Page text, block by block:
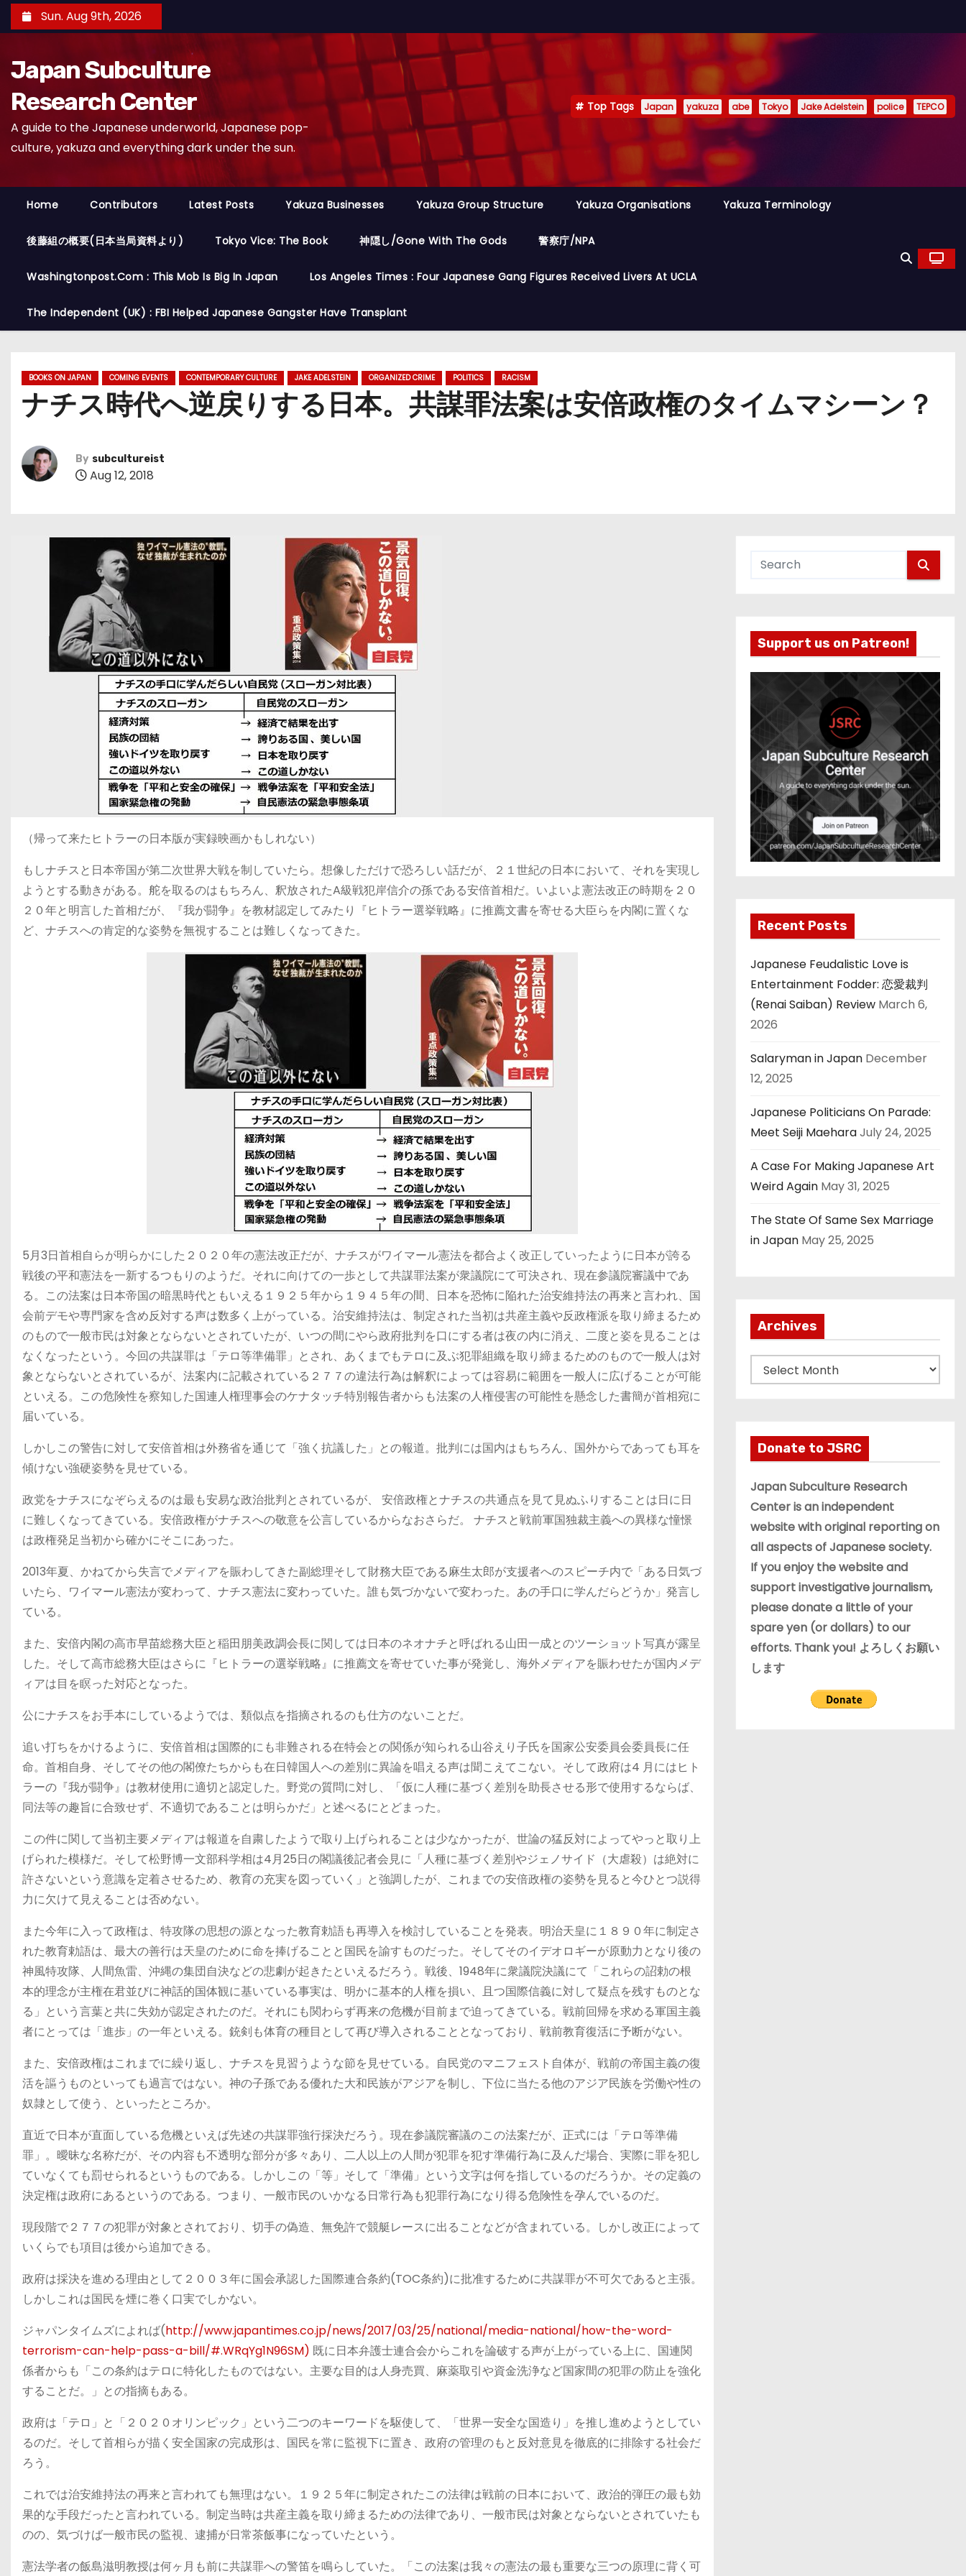
k
t
Sun. Aug 9th, 2026
Japan Subculture
Research Center
A guide to the Japanese underworld, Japanese pop-
culture, yakuza and everything dark under the sun.
Top Tags Japan yakuza abe Tokyo Jake Adelstein police TEPCO
Home Contributors Latest Posts Yakuza Businesses Yakuza Group Structure Yakuza Organisations Yakuza Terminology
後藤組の概要(日本当局資料より) Tokyo Vice: The Book 神隠し/Gone With The Gods 警察庁/NPA
Washingtonpost.com : This Mob Is Big In Japan Los Angeles Times : Four Japanese Gang Figures Received Livers At UCLA
The Independent (UK) : FBI Helped Japanese Gangster Have Transplant
BOOKS ON JAPAN COMING EVENTS CONTEMPORARY CULTURE JAKE ADELSTEIN ORGANIZED CRIME POLITICS RACISM
ナチス時代へ逆戻りする日本。共謀罪法案は安倍政権のタイムマシーン？
By subcultureist
Aug 12, 2018
（帰って来たヒトラーの日本版が実録映画かもしれない）
もしナチスと日本帝国が第二次世界大戦を制していたら。想像しただけで恐ろしい話だが、２１世紀の日本において、それを実現し
ようとする動きがある。舵を取るのはもちろん、釈放されたA級戦犯岸信介の孫である安倍首相だ。いよいよ憲法改正の時期を２０
２０年と明言した首相だが、『我が闘争』を教材認定してみたり『ヒトラー選挙戦略』に推薦文書を寄せる大臣らを内閣に置くな
ど、ナチスへの肯定的な姿勢を無視することは難しくなってきた。
5月3日首相自らが明らかにした２０２０年の憲法改正だが、ナチスがワイマール憲法を都合よく改正していったように日本が誇る
戦後の平和憲法を一新するつもりのようだ。それに向けての一歩として共謀罪法案が衆議院にて可決され、現在参議院審議中であ
る。この法案は日本帝国の暗黒時代ともいえる１９２５年から１９４５年の間、日本を恐怖に陥れた治安維持法の再来と言われ、国
会前デモや専門家を含め反対する声は数多く上がっている。治安維持法は、制定された当初は共産主義や反政権派を取り締まるため
のもので一般市民は対象とならないとされていたが、いつの間にやら政府批判を口にする者は夜の内に消え、二度と姿を見ることは
なくなったという。今回の共謀罪は「テロ等準備罪」とされ、あくまでもテロに及ぶ犯罪組織を取り締まるためのもので一般人は対
象とならないとされているが、法案内に記載されている２７７の違法行為は解釈によっては容易に範囲を一般人に広げることが可能
といえる。この危険性を察知した国連人権理事会のケナタッチ特別報告者からも法案の人権侵害の可能性を懸念した書簡が首相宛に
届いている。
しかしこの警告に対して安倍首相は外務省を通じて「強く抗議した」との報道。批判には国内はもちろん、国外からであっても耳を
傾けない強硬姿勢を見せている。
政党をナチスになぞらえるのは最も安易な政治批判とされているが、 安倍政権とナチスの共通点を見て見ぬふりすることは日に日
に難しくなってきている。安倍政権がナチスへの敬意を公言しているからなおさらだ。 ナチスと戦前軍国独裁主義への異様な憧憬
は政権発足当初から確かにそこにあった。
2013年夏、かねてから失言でメディアを賑わしてきた副総理そして財務大臣である麻生太郎が支援者へのスピーチ内で「ある日気づ
いたら、ワイマール憲法が変わって、ナチス憲法に変わっていた。誰も気づかないで変わった。あの手口に学んだらどうか」発言し
ている。
また、安倍内閣の高市早苗総務大臣と稲田朋美政調会長に関しては日本のネオナチと呼ばれる山田一成とのツーショット写真が露呈
した。そして高市総務大臣はさらに『ヒトラーの選挙戦略』に推薦文を寄せていた事が発覚し、海外メディアを賑わせたが国内メデ
ィアは目を瞑った対応となった。
公にナチスをお手本にしているようでは、類似点を指摘されるのも仕方のないことだ。
追い打ちをかけるように、安倍首相は国際的にも非難される在特会との関係が知られる山谷えり子氏を国家公安委員会委員長に任
命。首相自身、そしてその他の閣僚たちからも在日韓国人への差別に異論を唱える声は聞こえてこない。そして政府は4 月にはヒト
ラーの『我が闘争』は教材使用に適切と認定した。野党の質問に対し、「仮に人種に基づく差別を助長させる形で使用するならば、
同法等の趣旨に合致せず、不適切であることは明らかだ」と述べるにとどまった。
この件に関して当初主要メディアは報道を自粛したようで取り上げられることは少なかったが、世論の猛反対によってやっと取り上
げられた模様だ。そして松野博一文部科学相は4月25日の閣議後記者会見に「人種に基づく差別やジェノサイド（大虐殺）は絶対に
許さないという意識を定着させるため、教育の充実を図っていく」と強調したが、これまでの安倍政権の姿勢を見ると今ひとつ説得
力に欠けて見えることは否めない。
また今年に入って政権は、特攻隊の思想の源となった教育勅語も再導入を検討していることを発表。明治天皇に１８９０年に制定さ
れた教育勅語は、最大の善行は天皇のために命を捧げることと国民を諭すものだった。そしてそのイデオロギーが原動力となり後の
神風特攻隊、人間魚雷、沖縄の集団自決などの悲劇が起きたといえるだろう。戦後、1948年に衆議院決議にて「これらの詔勅の根
本的理念が主権在君並びに神話的国体観に基いている事実は、明かに基本的人権を損い、且つ国際信義に対して疑点を残すものとな
る」という言葉と共に失効が認定されたのだ。それにも関わらず再来の危機が目前まで迫ってきている。戦前回帰を求める軍国主義
者にとっては「進歩」の一年といえる。銃剣も体育の種目として再び導入されることとなっており、戦前教育復活に予断がない。
また、安倍政権はこれまでに繰り返し、ナチスを見習うような節を見せている。自民党のマニフェスト自体が、戦前の帝国主義の復
活を謳うものといっても過言ではない。神の子孫である優れた大和民族がアジアを制し、下位に当たる他のアジア民族を労働や性の
奴隷として使う、といったところか。
直近で日本が直面している危機といえば先述の共謀罪強行採決だろう。現在参議院審議のこの法案だが、正式には「テロ等準備
罪」。曖昧な名称だが、その内容も不透明な部分が多々あり、二人以上の人間が犯罪を犯す準備行為に及んだ場合、実際に罪を犯し
ていなくても罰せられるというものである。しかしこの「等」そして「準備」という文字は何を指しているのだろうか。その定義の
決定権は政府にあるというのである。つまり、一般市民のいかなる日常行為も犯罪行為になり得る危険性を孕んでいるのだ。
現段階で２７７の犯罪が対象とされており、切手の偽造、無免許で競艇レースに出ることなどが含まれている。しかし改正によって
いくらでも項目は後から追加できる。
政府は採決を進める理由として２００３年に国会承認した国際連合条約(TOC条約)に批准するために共謀罪が不可欠であると主張。
しかしこれは国民を煙に巻く口実でしかない。
ジャパンタイムズによれば(http://www.japantimes.co.jp/news/2017/03/25/national/media-national/how-the-word-
terrorism-can-help-pass-a-bill/#.WRqYg1N96SM) 既に日本弁護士連合会からこれを論破する声が上がっている上に、国連関
係者からも「この条約はテロに特化したものではない。主要な目的は人身売買、麻薬取引や資金洗浄など国家間の犯罪の防止を強化
することだ。」との指摘もある。
政府は「テロ」と「２０２０オリンピック」という二つのキーワードを駆使して、「世界一安全な国造り」を推し進めようとしてい
るのだ。そして首相らが描く安全国家の完成形は、国民を常に監視下に置き、政府の管理のもと反対意見を徹底的に排除する社会だ
ろう。
これでは治安維持法の再来と言われても無理はない。１９２５年に制定されたこの法律は戦前の日本において、政治的弾圧の最も効
果的な手段だったと言われている。制定当時は共産主義を取り締まるための法律であり、一般市民は対象とならないとされていたも
のの、気づけば一般市民の監視、逮捕が日常茶飯事になっていたという。
憲法学者の飯島滋明教授は何ヶ月も前に共謀罪への警笛を鳴らしていた。「この法案は我々の憲法の最も重要な三つの原理に背く可
Support us on Patreon!
Recent Posts
Japanese Feudalistic Love is
Entertainment Fodder: 恋愛裁判
(Renai Saiban) Review March 6,
2026
Salaryman in Japan December
12, 2025
Japanese Politicians On Parade:
Meet Seiji MaeharaJuly 24, 2025
A Case For Making Japanese Art
Weird Again May 31, 2025
The State Of Same Sex Marriage
in Japan May 25, 2025
Archives
r
v
e
s
Donate to JSRC
Japan Subculture Research
Center is an independent
website with original reporting on
all aspects of Japanese society.
If you enjoy the website and
support investigative journalism,
please donate a little of your
spare yen (or dollars) to our
efforts. Thank you! よろしくお願い
します